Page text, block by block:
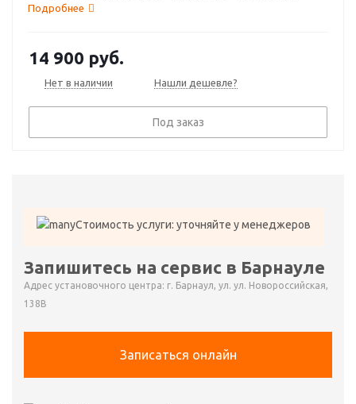
Подробнее
14 900 руб.
Нет в наличии Нашли дешевле?
Под заказ
Стоимость услуги: уточняйте у менеджеров
Запишитесь на сервис в Барнауле
Адрес установочного центра: г. Барнаул, ул. ул. Новороссийская,
138В
Записаться онлайн